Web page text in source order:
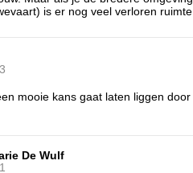
is er nog veel verloren
mooie kans gaat laten liggen
De Wulf